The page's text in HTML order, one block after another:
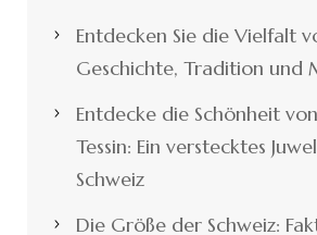
Entdecken Sie die Vielfalt
Geschichte, Tradition und
Entdecke die Schönheit
Tessin: Ein verstecktes
Schweiz
Die Größe der Schweiz: